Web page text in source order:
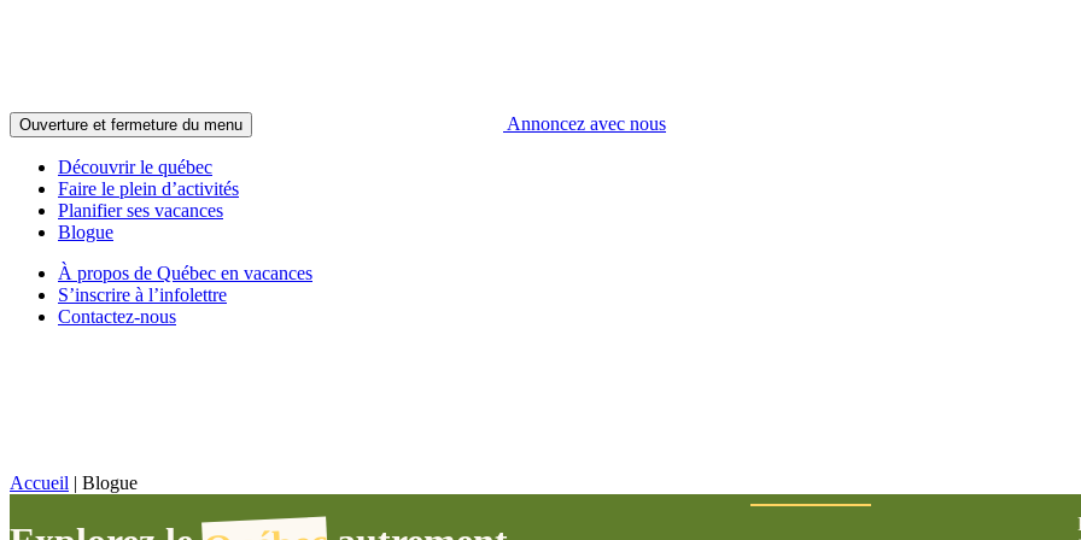
Ouverture et fermeture du menu Annoncez avec nous
Découvrir le québec
Faire le plein d’activités
Planifier ses vacances
Blogue
À propos de Québec en vacances
S’inscrire à l’infolettre
Contactez-nous
Accueil | Blogue